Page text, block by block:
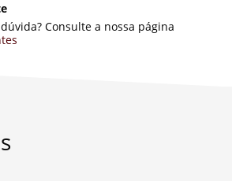
Consulte a nossa página